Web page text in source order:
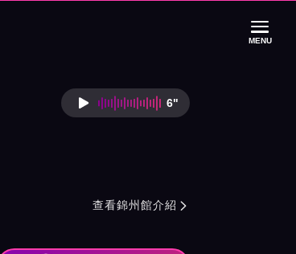
MENU
按摩師芭比語音介
6"
查看錦州館介紹 